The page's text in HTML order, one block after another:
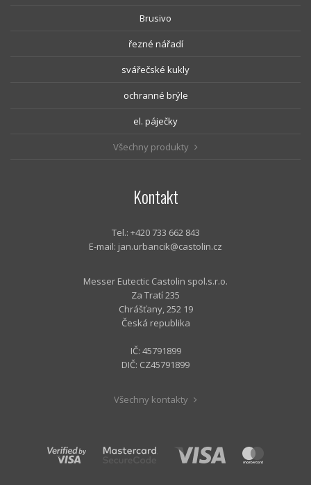
Brusivo
řezné nářadí
svářečské kukly
ochranné brýle
el. páječky
Všechny produkty
Kontakt
Tel.: +420 733 662 843
E-mail: jan.urbancik@castolin.cz
Messer Eutectic Castolin spol.s.r.o.
Za Tratí 235
Chrášťany, 252 19
Česká republika
IČ: 45791899
DIČ: CZ45791899
Všechny kontakty